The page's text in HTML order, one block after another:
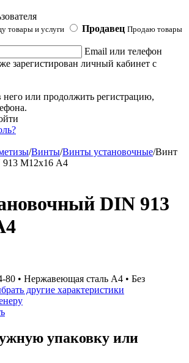
товары и услуги Продавец Продаю товары
Email или телефон
зарегистирован личный кабинет с
или продолжить регистрацию,
/Винты/Винты установочные/Винт
913 М12х16 А4
DIN 913
• Нержавеющая сталь A4 • Без
другие характеристики
упаковку или